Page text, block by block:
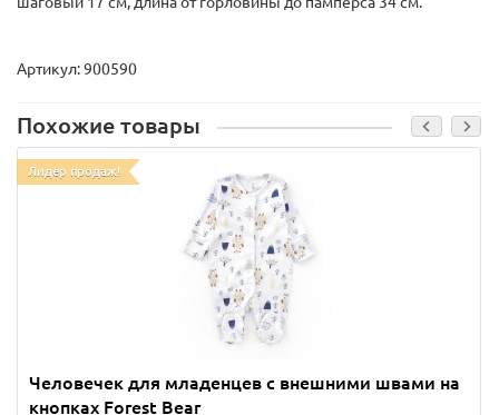
Артикул: 900590
Похожие товары
Лидер продаж!
Человечек для младенцев с внешними швами на
кнопках Forest Bear